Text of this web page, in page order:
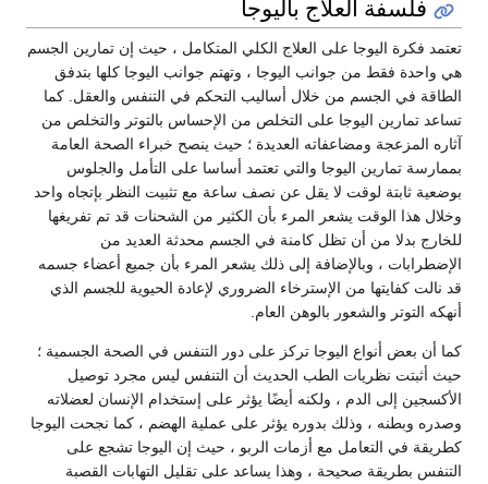
فلسفة العلاج باليوجا
تعتمد فكرة اليوجا على العلاج الكلي المتكامل ، حيث إن تمارين الجسم
هي واحدة فقط من جوانب اليوجا ، وتهتم جوانب اليوجا كلها بتدفق
الطاقة في الجسم من خلال أساليب التحكم في التنفس والعقل. كما
تساعد تمارين اليوجا على التخلص من الإحساس بالتوتر والتخلص من
آثاره المزعجة ومضاعفاته العديدة ؛ حيث ينصح خبراء الصحة العامة
بممارسة تمارين اليوجا والتي تعتمد أساسا على التأمل والجلوس
بوضعية ثابتة لوقت لا يقل عن نصف ساعة مع تثبيت النظر بإتجاه واحد
وخلال هذا الوقت يشعر المرء بأن الكثير من الشحنات قد تم تفريغها
للخارج بدلا من أن تظل كامنة في الجسم محدثة العديد من
الإضطرابات ، وبالإضافة إلى ذلك يشعر المرء بأن جميع أعضاء جسمه
قد نالت كفايتها من الإسترخاء الضروري لإعادة الحيوية للجسم الذي
أنهكه التوتر والشعور بالوهن العام.
كما أن بعض أنواع اليوجا تركز على دور التنفس في الصحة الجسمية ؛
حيث أثبتت نظريات الطب الحديث أن التنفس ليس مجرد توصيل
الأكسجين إلى الدم ، ولكنه أيضًا يؤثر على إستخدام الإنسان لعضلاته
وصدره وبطنه ، وذلك بدوره يؤثر على عملية الهضم ، كما نجحت اليوجا
كطريقة في التعامل مع أزمات الربو ، حيث إن اليوجا تشجع على
التنفس بطريقة صحيحة ، وهذا يساعد على تقليل التهابات القصبة